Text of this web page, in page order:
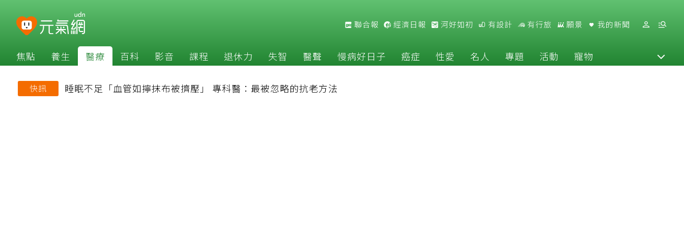
聯合報 經濟日報 河好如初 有設計 有行旅 願景 我的新聞
焦點 養生 醫療 百科 影音 課程 退休力 失智 醫聲 慢病好日子 癌症 性愛 名人 專題 活動 寵物
快訊 睡眠不足「血管如擰抹布被擠壓」 專科醫：最被忽略的抗老方法